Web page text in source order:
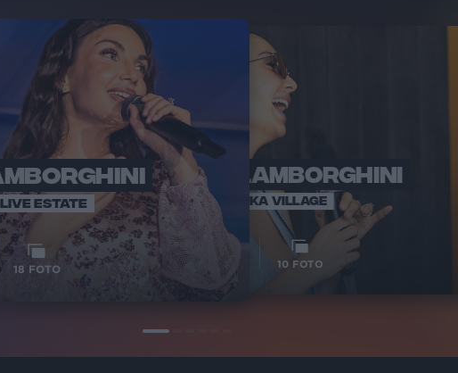
ESTATE
18 FOTO
ELETTRA LAMBORGHINI
VOI TANKA VILLAGE
10 FOTO
RADIO
VOI TANKA VILLAGE